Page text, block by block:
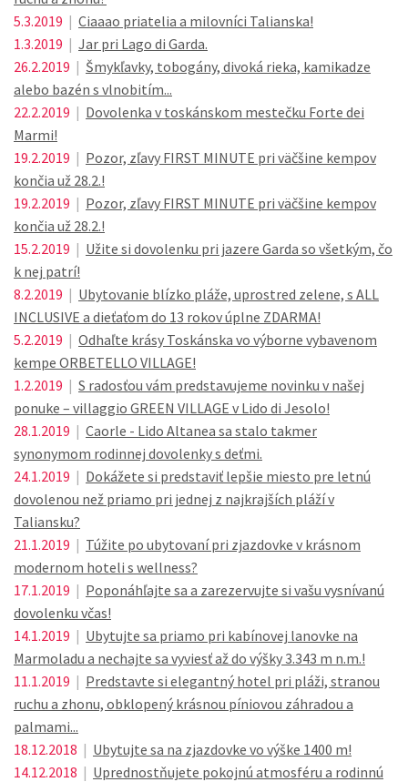
5.3.2019 | Ciaaao priatelia a milovníci Talianska!
1.3.2019 | Jar pri Lago di Garda.
26.2.2019 | Šmykľavky, tobogány, divoká rieka, kamikadze
alebo bazén s vlnobitím...
22.2.2019 | Dovolenka v toskánskom mestečku Forte dei
Marmi!
19.2.2019 | Pozor, zľavy FIRST MINUTE pri väčšine kempov
končia už 28.2.!
19.2.2019 | Pozor, zľavy FIRST MINUTE pri väčšine kempov
končia už 28.2.!
15.2.2019 | Užite si dovolenku pri jazere Garda so všetkým, čo
k nej patrí!
8.2.2019 | Ubytovanie blízko pláže, uprostred zelene, s ALL
INCLUSIVE a dieťaťom do 13 rokov úplne ZDARMA!
5.2.2019 | Odhaľte krásy Toskánska vo výborne vybavenom
kempe ORBETELLO VILLAGE!
1.2.2019 | S radosťou vám predstavujeme novinku v našej
ponuke – villaggio GREEN VILLAGE v Lido di Jesolo!
28.1.2019 | Caorle - Lido Altanea sa stalo takmer
synonymom rodinnej dovolenky s deťmi.
24.1.2019 | Dokážete si predstaviť lepšie miesto pre letnú
dovolenou než priamo pri jednej z najkrajších pláží v
Taliansku?
21.1.2019 | Túžite po ubytovaní pri zjazdovke v krásnom
modernom hoteli s wellness?
17.1.2019 | Poponáhľajte sa a zarezervujte si vašu vysnívanú
dovolenku včas!
14.1.2019 | Ubytujte sa priamo pri kabínovej lanovke na
Marmoladu a nechajte sa vyviesť až do výšky 3.343 m n.m.!
11.1.2019 | Predstavte si elegantný hotel pri pláži, stranou
ruchu a zhonu, obklopený krásnou píniovou záhradou a
palmami...
18.12.2018 | Ubytujte sa na zjazdovke vo výške 1400 m!
14.12.2018 | Uprednostňujete pokojnú atmosféru a rodinnú